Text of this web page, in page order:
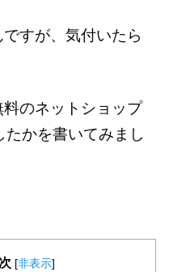
すが、気付いたら
のネットショップ
かを書いてみまし
[非表示]